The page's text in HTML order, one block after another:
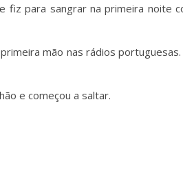
para sangrar na primeira noite
mão nas rádios
e começou a saltar.